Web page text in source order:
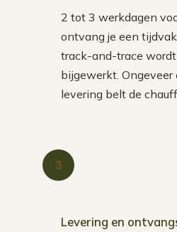
2 tot 3 werkdagen
ontvang je een
track-and-trace
bijgewerkt. Ongeveer
levering belt de
3
Levering en